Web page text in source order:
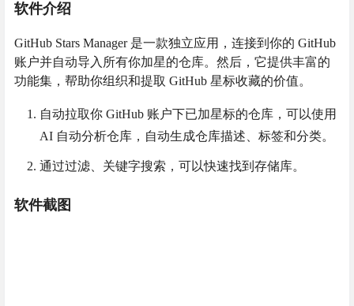
软件介绍
GitHub Stars Manager 是一款独立应用，连接到你的 GitHub
账户并自动导入所有你加星的仓库。然后，它提供丰富的
功能集，帮助你组织和提取 GitHub 星标收藏的价值。
自动拉取你 GitHub 账户下已加星标的仓库，可以使用
AI 自动分析仓库，自动生成仓库描述、标签和分类。
通过过滤、关键字搜索，可以快速找到存储库。
软件截图